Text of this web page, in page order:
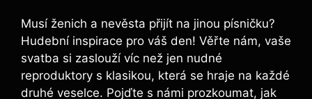
Musí ženich a nevěsta přijít na jinou písničku?
Hudební inspirace pro váš den! Věřte nám, vaše
svatba si zaslouží víc než jen nudné
reproduktory s klasikou, která se hraje na každé
druhé veselce. Pojďte s námi prozkoumat, jak